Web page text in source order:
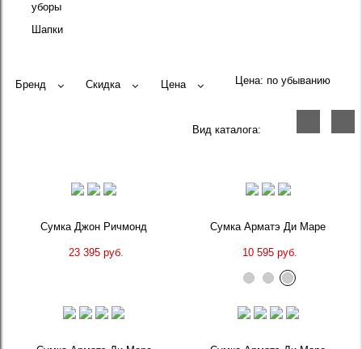
уборы
Шапки
Бренд Скидка Цена Цена:
Вид каталога:
Сумка Джон Ричмонд
23 395 руб.
Сумка Арматэ Ди Маре
10 595 руб.